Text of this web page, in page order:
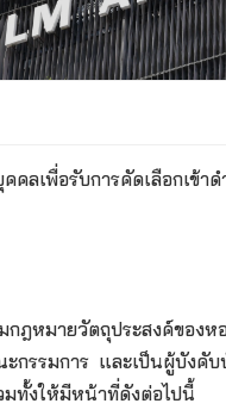
ลเพื่อรับการคัดเลือกเข้า
กฎหมายวัตถุประสงค์ของ
รรมการ และเป็นผู้บังคับ
ทั้งให้มีหน้าที่ดังต่อไปนี้